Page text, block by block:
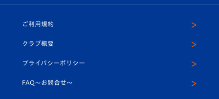
ホームタウン
平和祈念活動
U-18
スクール
ヴィヴィくんインスタグラム
公式LINE＠
ご利用規約
クラブ概要
プライバシーポリシー
FAQ〜お問合せ〜